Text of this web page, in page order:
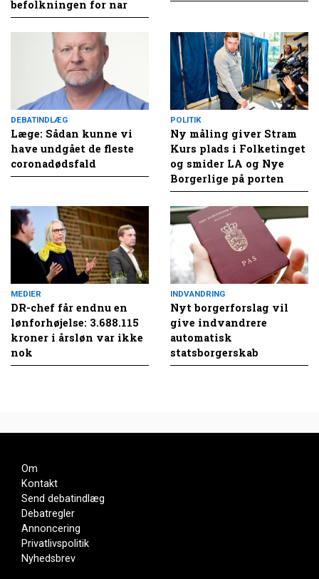
befolkningen for nar
DEBATINDLÆG
Læge: Sådan kunne vi
have undgået de fleste
coronadødsfald
POLITIK
Ny måling giver Stram
Kurs plads i Folketinget
og smider LA og Nye
Borgerlige på porten
MEDIER
DR-chef får endnu en
lønforhøjelse: 3.688.115
kroner i årsløn var ikke
nok
INDVANDRING
Nyt borgerforslag vil
give indvandrere
automatisk
statsborgerskab
Om
Kontakt
Send debatindlæg
Debatregler
Annoncering
Privatlivspolitik
Nyhedsbrev